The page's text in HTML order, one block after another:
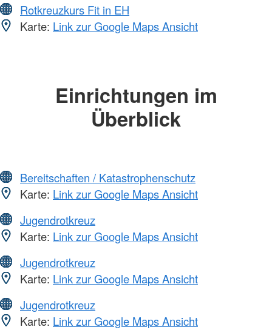
Rotkreuzkurs Fit in EH
Karte: Link zur Google Maps Ansicht
Einrichtungen im
Überblick
Bereitschaften / Katastrophenschutz
Karte: Link zur Google Maps Ansicht
Jugendrotkreuz
Karte: Link zur Google Maps Ansicht
Jugendrotkreuz
Karte: Link zur Google Maps Ansicht
Jugendrotkreuz
Karte: Link zur Google Maps Ansicht